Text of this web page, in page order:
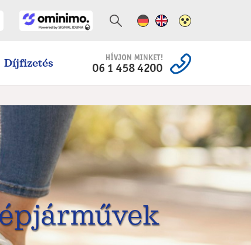
Német változat
Angol változat
Díjfizetés